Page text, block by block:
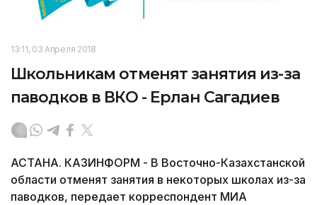
13:11, 03 Апреля 2018
Школьникам отменят занятия из-за
паводков в ВКО - Ерлан Сагадиев
АСТАНА. КАЗИНФОРМ - В Восточно-Казахстанской
области отменят занятия в некоторых школах из-за
паводков, передает корреспондент МИА